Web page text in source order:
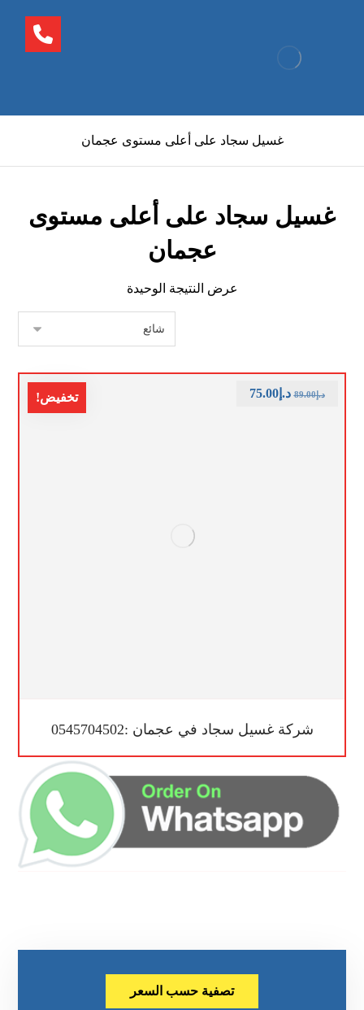
غسيل سجاد على أعلى مستوى عجمان
غسيل سجاد على أعلى مستوى
عجمان
عرض النتيجة الوحيدة
تخفيض!
شركة غسيل سجاد في عجمان :0545704502
د.إ89.00 د.إ75.00
تصفية حسب السعر